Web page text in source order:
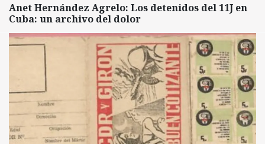
Anet Hernández Agrelo: Los detenidos del 11J en
Cuba: un archivo del dolor